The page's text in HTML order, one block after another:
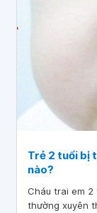
Trẻ 2 tuổi bị
nào?
Cháu trai em
thường xuyên